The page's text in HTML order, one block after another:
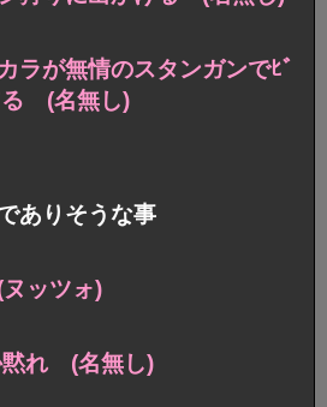
ラが無情のスタンガンでﾋﾞ
る (名無し)
ありそうな事
ッツォ)
黙れ (名無し)